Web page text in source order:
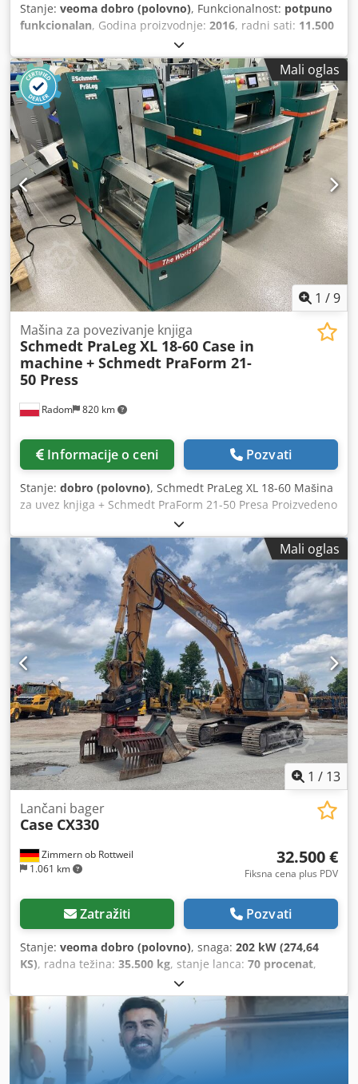
Stanje: veoma dobro (polovno), Funkcionalnost: potpuno
funkcionalan, Godina proizvodnje: 2016, radni sati: 11.500
, * 11.500 радних сати Dcsdpfx Aey Rm H Eefvjk * Радна
тежина 15.700 kg * Снага мотора 77 kW * Roadliner *
Хидраулични брзи спој * Клима уређај
Mali oglas
1 /9
Radom 820 km
Mašina za povezivanje knjiga
Schmedt PraLeg XL 18-60 Case in
machine + Schmedt PraForm 21-
50 Press
Informacije o ceni Pozvati
Stanje: dobro (polovno), Schmedt PraLeg XL 18-60 Mašina
za uvez knjiga + Schmedt PraForm 21-50 Presa Proizvedeno
2022. godine. Schmedt PraLeg XL 18-60 Uređaj za kačenje
knjižnog bloka Mašina u dobrom stanju, spremna za rad.
Mašina ubacuje knjižni blok u pripremljenu tvrdu koricu.
Dva uređaja za nanošenje lepka, kontinuirano podešavanje
debljine lepka. Format: Visina bloka: 80 – 450 mm Širina
bloka: 110 – 450 mm Debljina bloka: 2 – 80 mm Kapacitet:
oko 200 – 300 kom/h Napajanje: 230V Težina: 300 kg
Proizvedeno u Nemačkoj. Dcjdpfx Aozdazbofvok Schmedt
PraForm 21-50 Presa za knjige Presa za knjige sa glodačem
za žlebove. Proizvedeno u Schmedt, Nemačka. Mašina je u
veoma dobrom stanju, odmah spremna za proizvodnju.
Tehničke specifikacije: Maksimalni format: 420 x 520 x 100
mm Težina: 220 kg Napajanje: 230 V + komprimovani
vazduh. Cena je za set od dve mašine.
Mali oglas
1 / 13
Zimmern ob Rottweil
1.061 km
Lančani bager
Case CX330
32.500 €
Fiksna cena plus PDV
Zatražiti Pozvati
Stanje: veoma dobro (polovno), snaga: 202 kW (274,64
KS), radna težina: 35.500 kg, stanje lanca: 70 procenat,
, radni sati:
klima uređaj, CASE CX330 Godina proizvodnje: 2006 Radni
sati: 9.139 sati Zatvorena kabina Klimatizacija Radio
Dsdpezp Rm Rofx Afvjck Centralno podmazivanje
Standardna ruka Dužina ruke: 3,30 m Kompletna
hidraulička instalacija (za čekić, klešta, makaze) Brza